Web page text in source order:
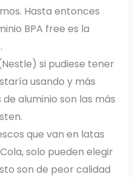
Hasta entonces
BPA free es la
si pudiese tener
usando y más
aluminio son las más
que van en latas
solo pueden elegir
son de peor calidad